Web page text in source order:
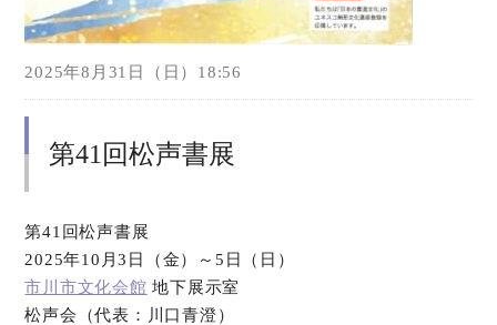
2025年8月31日（日）18:56
第41回松声書展
第41回松声書展
2025年10月3日（金）～5日（日）
市川市文化会館 地下展示室
松声会（代表：川口青澄）